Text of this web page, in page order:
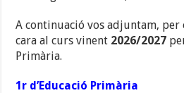
A continuació vos adjuntam, per
cara al curs vinent 2026/2027
Primària.
1r d’Educació Primària